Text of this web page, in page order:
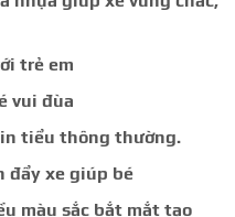
trẻ em
vui đùa
tiểu thông thường.
đẩy xe giúp bé
màu sắc bắt mắt tạo